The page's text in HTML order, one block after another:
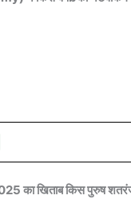
का खिताब किस पुरुष